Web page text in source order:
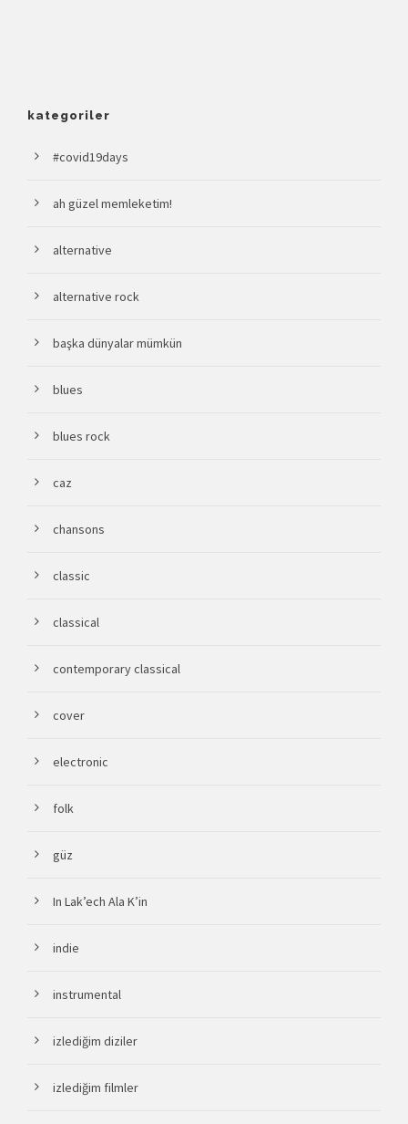
kategoriler
#covid19days
ah güzel memleketim!
alternative
alternative rock
başka dünyalar mümkün
blues
blues rock
caz
chansons
classic
classical
contemporary classical
cover
electronic
folk
güz
In Lak’ech Ala K’in
indie
instrumental
izlediğim diziler
izlediğim filmler